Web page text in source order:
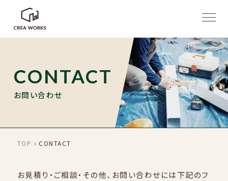
ABOUT
CONTACT
お問い合わせ
TOP ›CONTACT
お見積り・ご相談・その他、お問い合わせには下記のフ